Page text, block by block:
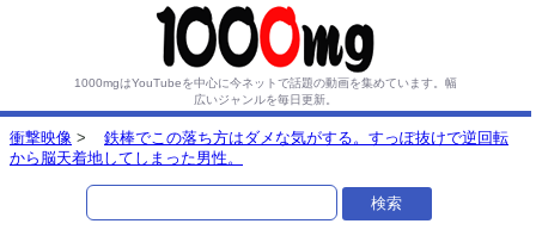
1000mgはYouTubeを中心に今ネットで話題の動画を集めています。 幅
広いジャンルを毎日更新。
衝撃映像 >
鉄棒でこの落ち方はダメな気がする。すっぽ抜けで逆回転
から脳天着地してしまった男性。